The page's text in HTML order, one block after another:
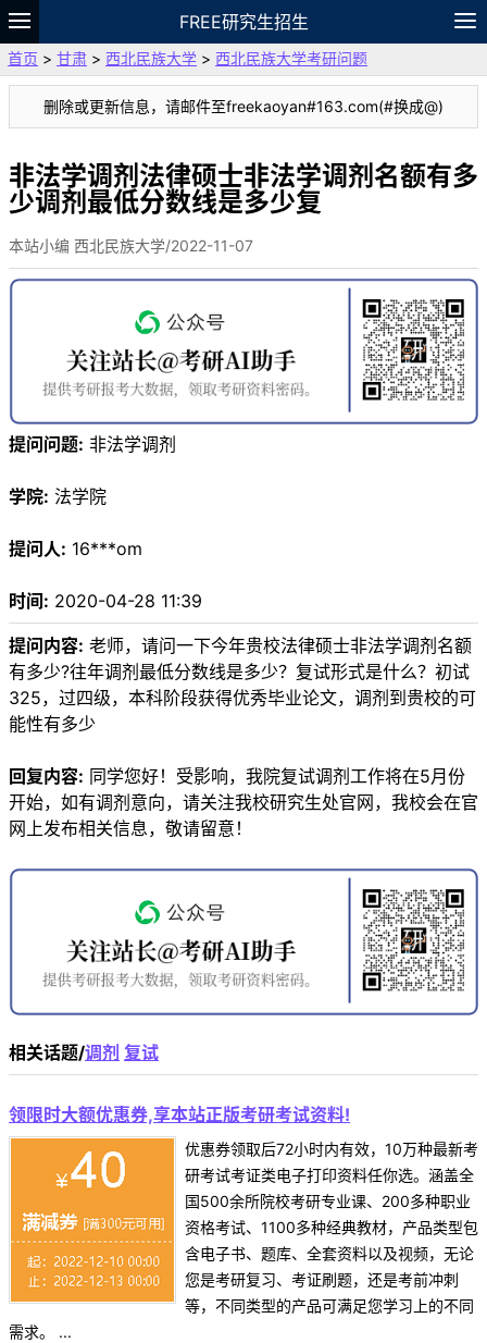
FREE研究生招生
题库
故事 专题 APP 笔记
论坛
VIP
资料
首页 > 甘肃 > 西北民族大学 > 西北民族大学考研问题
删除或更新信息，请邮件至freekaoyan#163.com(#换成@)
非法学调剂法律硕士非法学调剂名额有多
少调剂最低分数线是多少复
本站小编 西北民族大学/2022-11-07
提问问题: 非法学调剂
学院: 法学院
提问人: 16***om
时间: 2020-04-28 11:39
提问内容: 老师，请问一下今年贵校法律硕士非法学调剂名额
有多少?往年调剂最低分数线是多少？复试形式是什么？初试
325，过四级，本科阶段获得优秀毕业论文，调剂到贵校的可
能性有多少
回复内容: 同学您好！受影响，我院复试调剂工作将在5月份
开始，如有调剂意向，请关注我校研究生处官网，我校会在官
网上发布相关信息，敬请留意！
相关话题/调剂 复试
领限时大额优惠券,享本站正版考研考试资料!
优惠券领取后72小时内有效，10万种最新考
研考试考证类电子打印资料任你选。涵盖全
国500余所院校考研专业课、200多种职业
资格考试、1100多种经典教材，产品类型包
含电子书、题库、全套资料以及视频，无论
您是考研复习、考证刷题，还是考前冲刺
等，不同类型的产品可满足您学习上的不同
需求。 ...